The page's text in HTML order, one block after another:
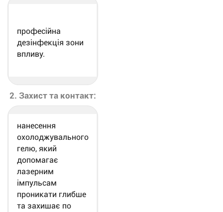
професійна
дезінфекція зони
впливу.
2. Захист та контакт:
нанесення
охолоджувального
гелю, який
допомагає
лазерним
імпульсам
проникати глибше
та захишає по